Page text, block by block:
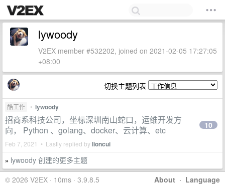
lywoody
V2EX member #532202, joined on 2021-02-05 17:27:05
+08:00
切换主题列表
酷工作 • lywoody
招商系科技公司，坐标深圳南山蛇口，运维开发方
向， Python 、golang、docker、云计算、etc
Feb 7, 2021 • Lastly replied bylioncui
10
» lywoody 创建的更多主题
About · Language
© 2026 V2EX · 10ms · 3.9.8.5